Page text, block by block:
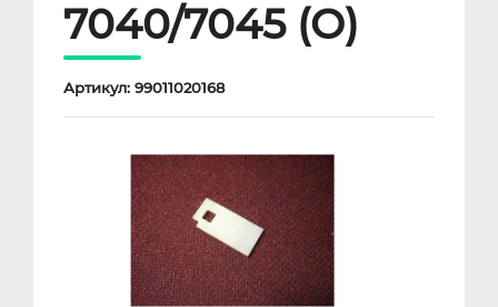
7040/7045 (O)
Артикул: 99011020168